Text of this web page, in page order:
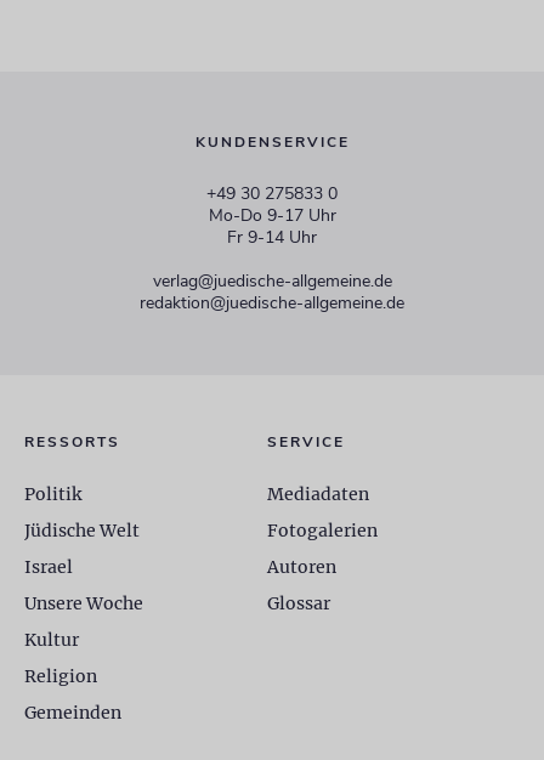
KUNDENSERVICE
+49 30 275833 0
Mo-Do 9-17 Uhr
Fr 9-14 Uhr
verlag@juedische-allgemeine.de
redaktion@juedische-allgemeine.de
RESSORTS
Politik
Jüdische Welt
Israel
Unsere Woche
Kultur
Religion
Gemeinden
SERVICE
Mediadaten
Fotogalerien
Autoren
Glossar